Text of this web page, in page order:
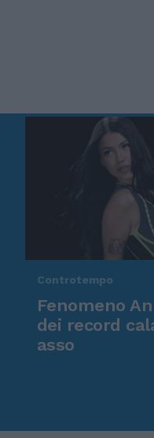
Controtempo
Fenomeno
dei record
asso